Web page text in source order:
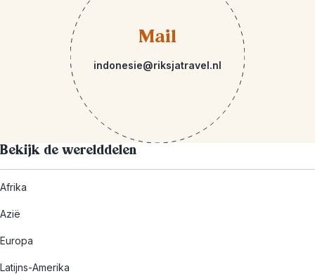
Mail
indonesie@riksjatravel.nl
Bekijk de werelddelen
Afrika
Azië
Europa
Latijns-Amerika